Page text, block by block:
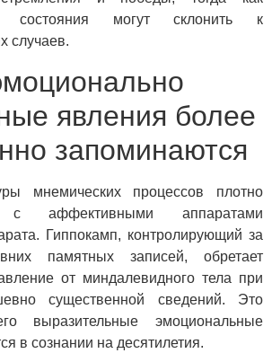
состояния могут склонить к
случаев.
явления более
запоминаются
мнемических процессов плотно
с аффективными аппаратами
Гиппокамп, контролирующий за
памятных записей, обретает
от миндалевидного тела при
существенной сведений. Это
выразительные эмоциональные
в сознании на десятилетия.